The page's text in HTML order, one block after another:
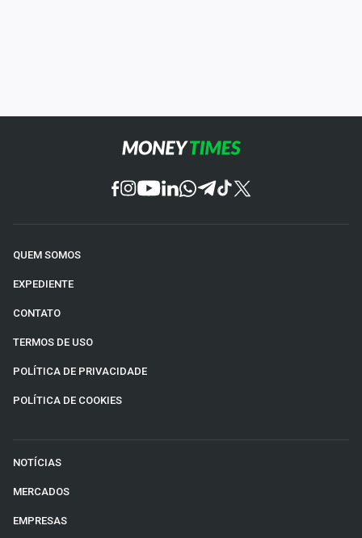
QUEM SOMOS
EXPEDIENTE
CONTATO
TERMOS DE USO
POLÍTICA DE PRIVACIDADE
POLÍTICA DE COOKIES
NOTÍCIAS
MERCADOS
EMPRESAS